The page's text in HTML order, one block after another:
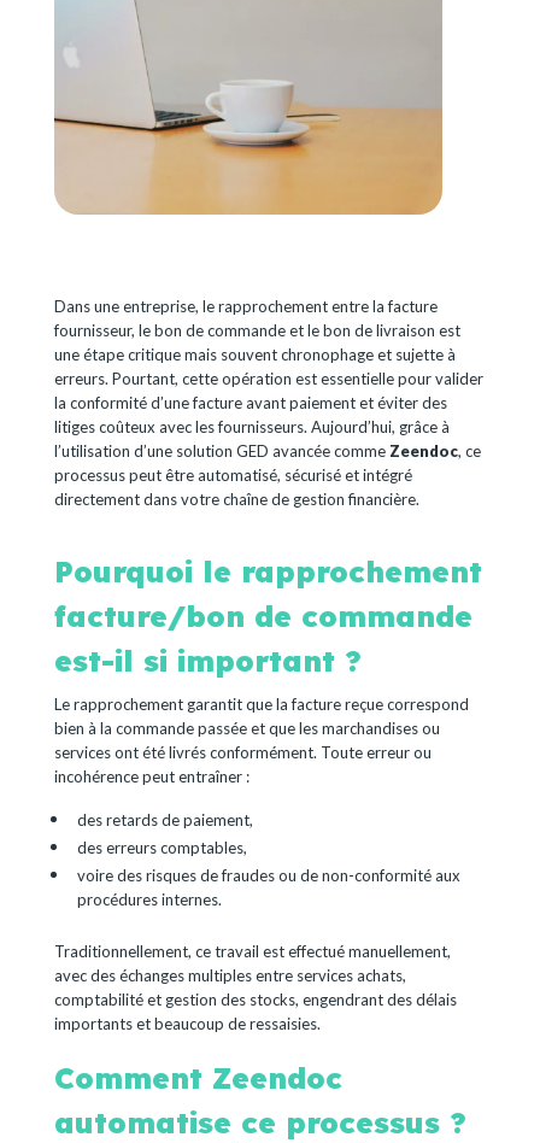
Dans une entreprise, le rapprochement entre la facture
fournisseur, le bon de commande et le bon de livraison est
une étape critique mais souvent chronophage et sujette à
erreurs. Pourtant, cette opération est essentielle pour valider
la conformité d’une facture avant paiement et éviter des
litiges coûteux avec les fournisseurs. Aujourd’hui, grâce à
l’utilisation d’une solution GED avancée comme Zeendoc, ce
processus peut être automatisé, sécurisé et intégré
directement dans votre chaîne de gestion financière.
Pourquoi le rapprochement
facture/bon de commande
est-il si important ?
Le rapprochement garantit que la facture reçue correspond
bien à la commande passée et que les marchandises ou
services ont été livrés conformément. Toute erreur ou
incohérence peut entraîner :
des retards de paiement,
des erreurs comptables,
voire des risques de fraudes ou de non-conformité aux
procédures internes.
Traditionnellement, ce travail est effectué manuellement,
avec des échanges multiples entre services achats,
comptabilité et gestion des stocks, engendrant des délais
importants et beaucoup de ressaisies.
Comment Zeendoc
automatise ce processus ?